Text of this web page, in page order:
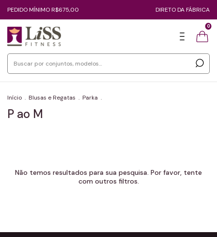
PEDIDO MÍNIMO R$675,00 DIRETO DA FÁBRICA
0
Início . Blusas e Regatas . Parka .
P ao M
Não temos resultados para sua pesquisa. Por favor, tente
com outros filtros.